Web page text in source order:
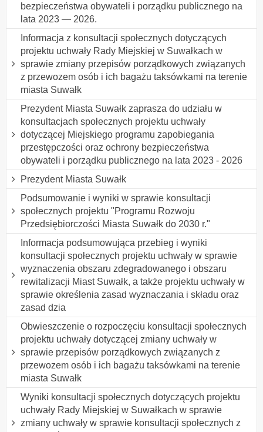
bezpieczeństwa obywateli i porządku publicznego na
lata 2023 — 2026.
Informacja z konsultacji społecznych dotyczących
projektu uchwały Rady Miejskiej w Suwałkach w
sprawie zmiany przepisów porządkowych związanych
z przewozem osób i ich bagażu taksówkami na terenie
miasta Suwałk
Prezydent Miasta Suwałk zaprasza do udziału w
konsultacjach społecznych projektu uchwały
dotyczącej Miejskiego programu zapobiegania
przestępczości oraz ochrony bezpieczeństwa
obywateli i porządku publicznego na lata 2023 - 2026
Prezydent Miasta Suwałk
Podsumowanie i wyniki w sprawie konsultacji
społecznych projektu "Programu Rozwoju
Przedsiębiorczości Miasta Suwałk do 2030 r."
Informacja podsumowująca przebieg i wyniki
konsultacji społecznych projektu uchwały w sprawie
wyznaczenia obszaru zdegradowanego i obszaru
rewitalizacji Miast Suwałk, a także projektu uchwały w
sprawie określenia zasad wyznaczania i składu oraz
zasad dzia
Obwieszczenie o rozpoczęciu konsultacji społecznych
projektu uchwały dotyczącej zmiany uchwały w
sprawie przepisów porządkowych związanych z
przewozem osób i ich bagażu taksówkami na terenie
miasta Suwałk
Wyniki konsultacji społecznych dotyczących projektu
uchwały Rady Miejskiej w Suwałkach w sprawie
zmiany uchwały w sprawie konsultacji społecznych z